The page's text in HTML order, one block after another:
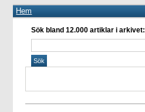
Hem
Sök bland 12.000 artiklar i arkivet: